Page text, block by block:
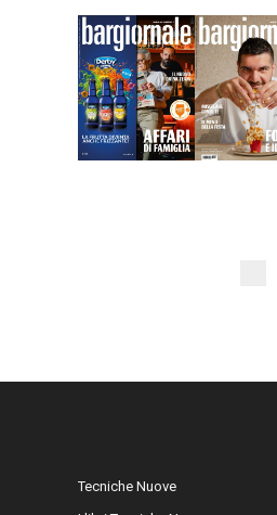
Tecniche Nuove